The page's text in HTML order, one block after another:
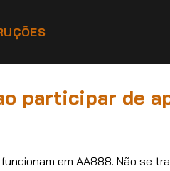
participar de
em AA888. Não se